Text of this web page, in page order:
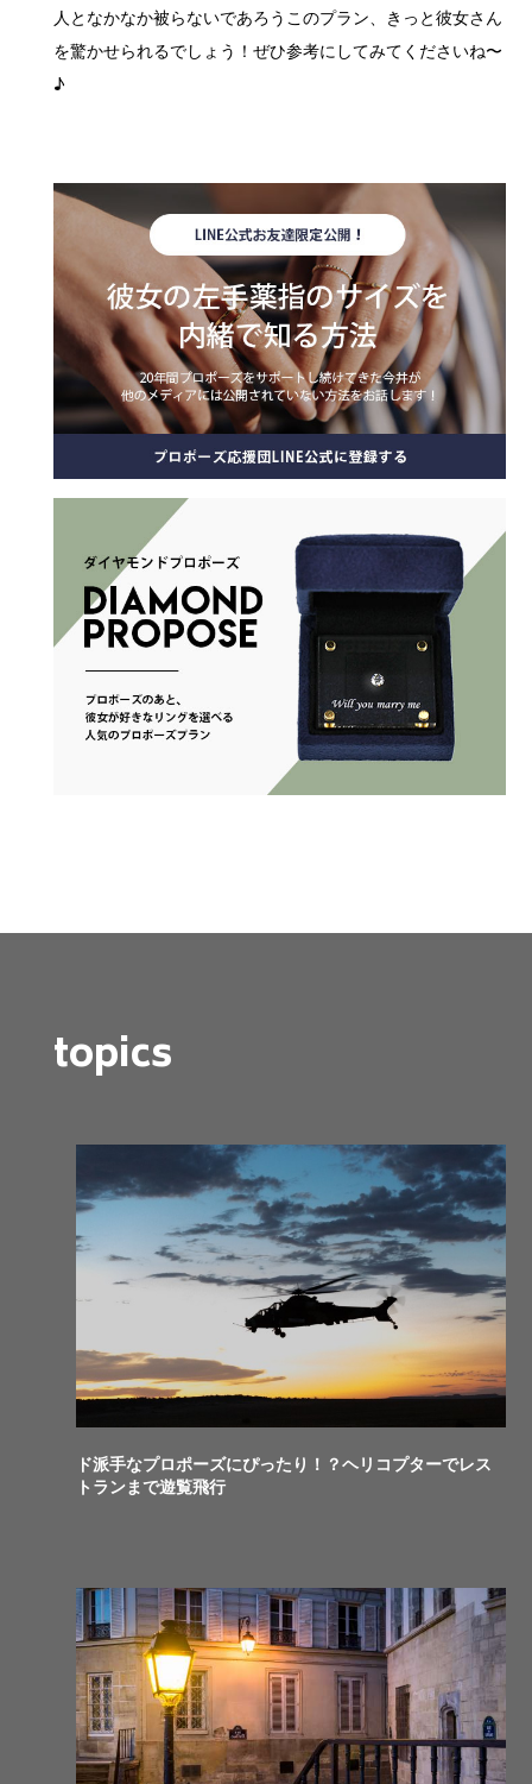
人となかなか被らないであろうこのプラン、きっと彼女さん
を驚かせられるでしょう！ぜひ参考にしてみてくださいね〜
♪
topics
ド派手なプロポーズにぴったり！？ヘリコプターでレス
トランまで遊覧飛行